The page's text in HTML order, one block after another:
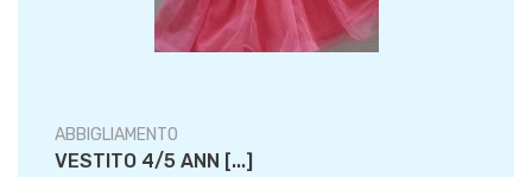
ABBIGLIAMENTO
VESTITO 4/5 ANN [...]